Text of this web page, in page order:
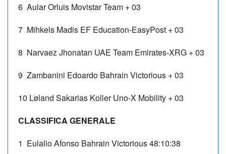
6 Aular Orluis Movistar Team + 03
7 Mihkels Madis EF Education-EasyPost + 03
8 Narvaez Jhonatan UAE Team Emirates-XRG + 03
9 Zambanini Edoardo Bahrain Victorious + 03
10 Løland Sakarias Koller Uno-X Mobility + 03
CLASSIFICA GENERALE
1 Eulalio Afonso Bahrain Victorious 48:10:38